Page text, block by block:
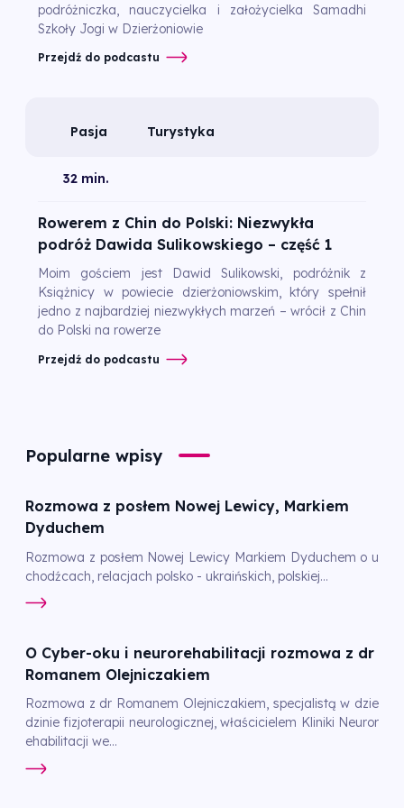
podróżniczka, nauczycielka i założycielka Samadhi
Szkoły Jogi w Dzierżoniowie
Przejdź do podcastu
Pasja Turystyka
32 min.
Rowerem z Chin do Polski: Niezwykła
podróż Dawida Sulikowskiego – część 1
Moim gościem jest Dawid Sulikowski, podróżnik z
Książnicy w powiecie dzierżoniowskim, który spełnił
jedno z najbardziej niezwykłych marzeń – wrócił z Chin
do Polski na rowerze
Przejdź do podcastu
Popularne wpisy
Rozmowa z posłem Nowej Lewicy, Markiem
Dyduchem
Rozmowa z posłem Nowej Lewicy Markiem Dyduchem o u
chodźcach, relacjach polsko - ukraińskich, polskiej...
O Cyber-oku i neurorehabilitacji rozmowa z dr
Romanem Olejniczakiem
Rozmowa z dr Romanem Olejniczakiem, specjalistą w dzie
dzinie fizjoterapii neurologicznej, właścicielem Kliniki Neuror
ehabilitacji we...